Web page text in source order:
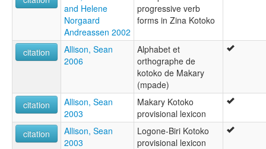
and Helene
Norgaard
Andreassen 2002
progressive verb
forms in Zina Kotoko
citation
Allison, Sean
2006
Alphabet et
orthographe de
kotoko de Makary
(mpade)
citation
Allison, Sean
2003
Makary Kotoko
provisional lexicon
citation
Allison, Sean
2003
Logone-Biri Kotoko
provisional lexicon